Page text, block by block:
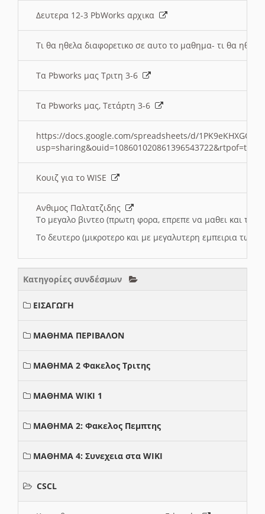
Δευτερα 12-3 PbWorks αρχικα
Τι θα ηθελα διαφορετικο σε αυτο το μαθημα- τι θα
Τα Pbworks μας Τριτη 3-6
Τα Pbworks μας, Τετάρτη 3-6
https://docs.google.com/spreadsheets/d/
Κουιζ για το WISE
Ανθιμος Παλτατζιδης
Το μεγαλο βιντεο (πρωτη φορα, επρεπε να μαθει και το
Το δευτερο (μικροτερο και με μεγαλυτερη εμπειρια
Κατηγορίες συνδέσμων
ΕΙΣΑΓΩΓΗ
ΜΑΘΗΜΑ ΠΕΡΙΒΑΛΟΝ
ΜΑΘΗΜΑ 2 Φακελος Τριτης
ΜΑΘΗΜΑ WIKI 1
ΜΑΘΗΜΑ 2: Φακελος Πεμπτης
ΜΑΘΗΜΑ 4: Συνεχεια στα WIKI
CSCL